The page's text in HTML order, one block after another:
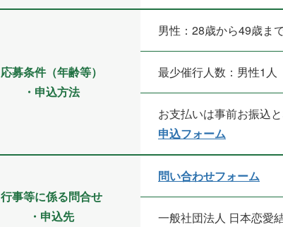
応募条件（年齢等）
・申込方法
男性：28歳から49歳ま
最少催行人数：男性1人
お支払いは事前お振込と
申込フォーム
行事等に係る問合せ
・申込先
問い合わせフォーム
一般社団法人 日本恋愛